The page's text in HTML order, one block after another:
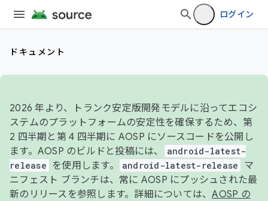
ログイン
ドキュメント
2026 年より、トランク安定版開発モデルに沿ってエコシ
ステムのプラットフォームの安定性を確保するため、第
2 四半期と第 4 四半期に AOSP にソースコードを公開し
ます。AOSP のビルドと投稿には、
android-latest-
release
を使用します。 android-latest-release
マ
ニフェスト ブランチは、常に AOSP にプッシュされた最
新のリリースを参照します。詳細については、AOSP の